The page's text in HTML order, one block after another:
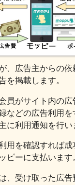
、広告主からの依
を掲載します。
員がサイト内の広
などの広告利用
に利用通知を行い
用を確認すれば
ピーに支払います
、受け取った広